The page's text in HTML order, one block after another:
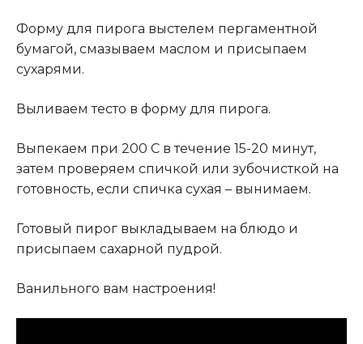
Форму для пирога выстелем пергаментной
бумагой, смазываем маслом и присыпаем
сухарями.
Выливаем тесто в форму для пирога.
Выпекаем при 200 С в течение 15-20 минут,
затем проверяем спичкой или зубочисткой на
готовность, если спичка сухая – вынимаем.
Готовый пирог выкладываем на блюдо и
присыпаем сахарной пудрой.
Ванильного вам настроения!